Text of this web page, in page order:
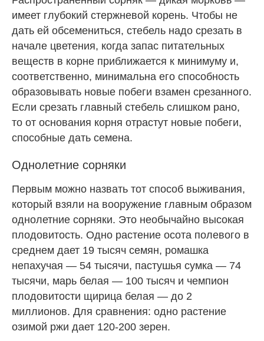
имеет глубокий стержневой корень. Чтобы не
дать ей обсемениться, стебель надо срезать в
начале цветения, когда запас питательных
веществ в корне приближается к минимуму и,
соответственно, минимальна его способность
образовывать новые побеги взамен срезанного.
Если срезать главный стебель слишком рано,
то от основания корня отрастут новые побеги,
способные дать семена.
Однолетние сорняки
Первым можно назвать тот способ выживания,
который взяли на вооружение главным образом
однолетние сорняки. Это необычайно высокая
плодовитость. Одно растение осота полевого в
среднем дает 19 тысяч семян, ромашка
непахучая — 54 тысячи, пастушья сумка — 74
тысячи, марь белая — 100 тысяч и чемпион
плодовитости щирица белая — до 2
миллионов. Для сравнения: одно растение
озимой ржи дает 120-200 зерен.